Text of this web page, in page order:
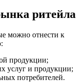
ритейла
можно отнести к
продукции;
услуг и продукции;
потребителей.